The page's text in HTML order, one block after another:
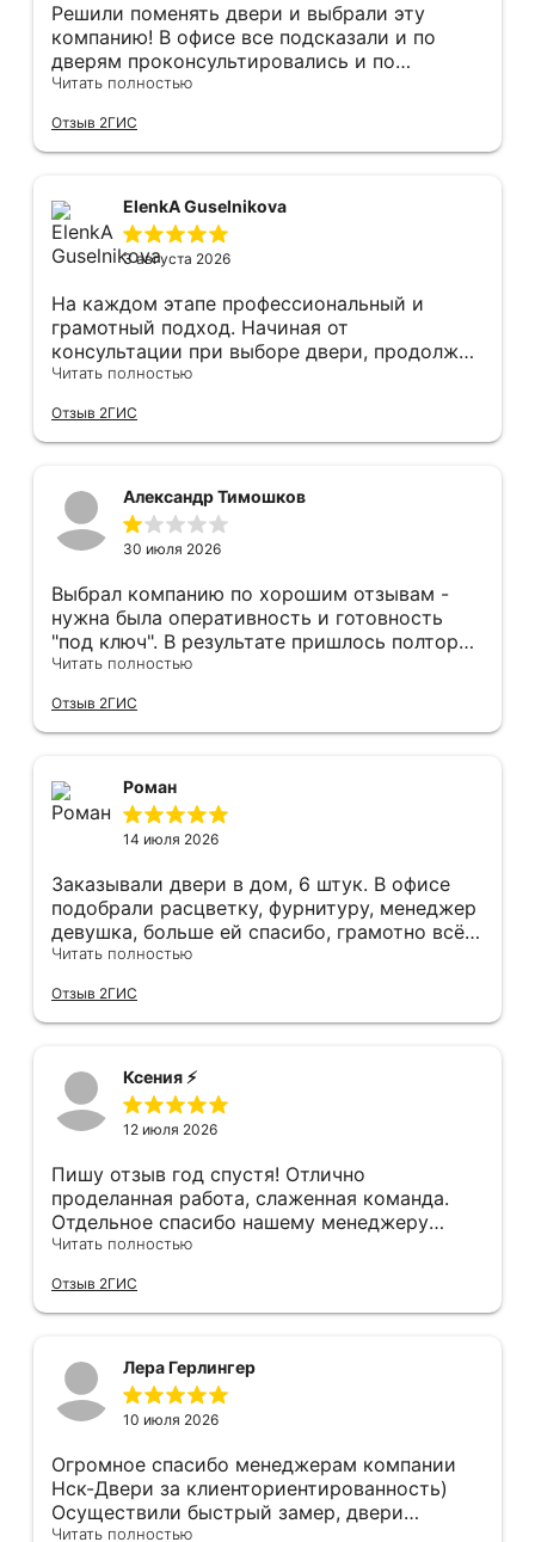
Решили поменять двери и выбрали эту
компанию! В офисе все подсказали и по
дверям проконсультировались и по
фурнитуре. Анастасия ответила на все
Монтаж быстро, качественно и аккуратно,
Сергея прямо рекомендую! С утра до
мусор убирает после монтажа. Рекомендую!
Читать полностью
Отзыв 2ГИС
ElenkA Guselnikova
3 августа 2026
На каждом этапе профессиональный и
грамотный подход. Начиная от
консультации при выборе двери, продолжая
оперативным замером, завершая быстрой и
оформление двери - отдельное спасибо!
Рекомендуем и планируем в дальнейшем, по
Читать полностью
Отзыв 2ГИС
Александр Тимошков
30 июля 2026
Выбрал компанию по хорошим отзывам -
нужна была оперативность и готовность
"под ключ". В результате пришлось полтора
часа потратить на уборку подъезда, так как
"утилизация старой двери" не входит
уборка выломанного деревянного косяка и
После предъявления претензии менеджеру
получил только недовольный звонок от
монтажника, никаких извинений и попыток
менеджером специально обговаривал, что
нужна утилизация, мне это затруднительно -
ограниченные физические возможности...
Дополнение на следующий день - отберите
пол в квартире (явно положили не
остановившуюся диском вниз) и само
где-то краску подъездную обтёрли... К
качеству двери тоже претензии - порог
нержавеющий, обклеен плёнкой, которую
порога наклеен на эту плёнку...
Читать полностью
Отзыв 2ГИС
Роман
14 июля 2026
Заказывали двери в дом, 6 штук. В офисе
подобрали расцветку, фурнитуру, менеджер
девушка, больше ей спасибо, грамотно всё
подсказывала и советовала. Парни
филигранно установили, много видел других
дверей, в которых видны запилы, щели, но
корабле, не к чему придраться. Мы с женой
довольны, спасибо!!!!
Читать полностью
Отзыв 2ГИС
Ксения ⚡️
12 июля 2026
Пишу отзыв год спустя! Отлично
проделанная работа, слаженная команда.
Отдельное спасибо нашему менеджеру
Анастасии, помогла сделать выбор, от
профессионально, рекомендую.
Читать полностью
Отзыв 2ГИС
Лера Герлингер
10 июля 2026
Огромное спасибо менеджерам компании
Нск-Двери за клиенториентированность)
Осуществили быстрый замер, двери
оказались в наличии. По доставке
Читать полностью